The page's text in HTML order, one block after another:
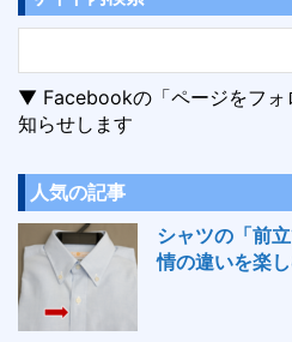
▼ Facebookの「ページをフォ
知らせします
人気の記事
シャツの「前
情の違いを楽